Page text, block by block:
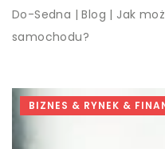
Do-Sedna |Blog | Jak
samochodu?
BIZNES & RYNEK &